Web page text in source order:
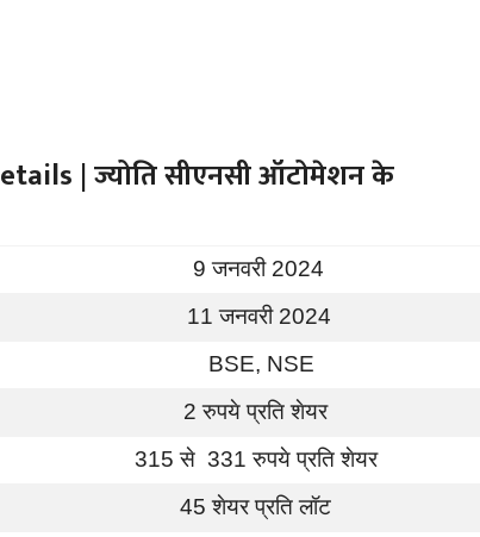
| ज्योति सीएनसी ऑटोमेशन के
9 जनवरी 2024
11 जनवरी 2024
BSE, NSE
2 रुपये प्रति शेयर
315 से 331 रुपये प्रति शेयर
45 शेयर प्रति लॉट